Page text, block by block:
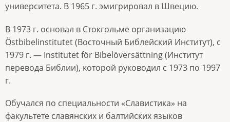
университета. В 1965 г. эмигрировал в Швецию.
В 1973 г. основал в Стокгольме организацию
Östbibelinstitutet (Восточный Библейский Институт), с
1979 г. — Institutet för Bibelöversättning (Институт
перевода Библии), которой руководил с 1973 по 1997
г.
Обучался по специальности «Славистика» на
факультете славянских и балтийских языков